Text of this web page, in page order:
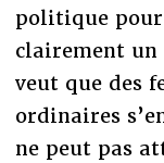
politique pour
clairement un
veut que des
ordinaires
ne peut pas